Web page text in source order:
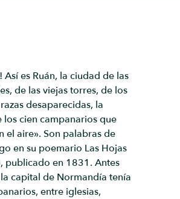
Así es Ruán, la ciudad de las
de las viejas torres, de los
desaparecidas, la
los cien campanarios que
el aire». Son palabras de
en su poemario Las Hojas
publicado en 1831. Antes
capital de Normandía tenía
entre iglesias,